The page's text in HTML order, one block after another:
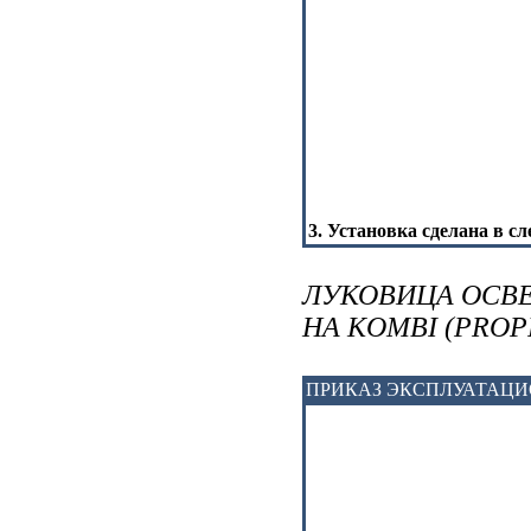
3. Установка сделана в
ЛУКОВИЦА
НА KOMBI
ПРИКАЗ